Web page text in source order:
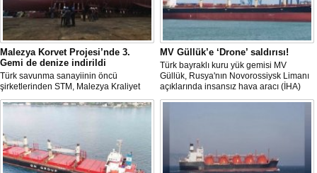
Malezya Korvet Projesi’nde 3.
Gemi de denize indirildi
Türk savunma sanayiinin öncü
şirketlerinden STM, Malezya Kraliyet
Donanması için inşa ettiği üç korvetlik
projede son gemiyi de denize indirdi.
MV Güllük’e ‘Drone’ saldırısı!
Türk bayraklı kuru yük gemisi MV
Güllük, Rusya'nın Novorossiysk Limanı
açıklarında insansız hava aracı (İHA)
saldırısına uğradı.